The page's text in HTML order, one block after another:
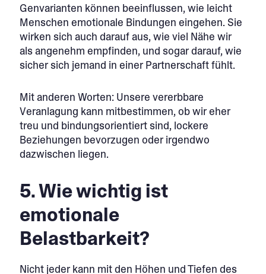
Genvarianten können beeinflussen, wie leicht
Menschen emotionale Bindungen eingehen. Sie
wirken sich auch darauf aus, wie viel Nähe wir
als angenehm empfinden, und sogar darauf, wie
sicher sich jemand in einer Partnerschaft fühlt.
Mit anderen Worten: Unsere vererbbare
Veranlagung kann mitbestimmen, ob wir eher
treu und bindungsorientiert sind, lockere
Beziehungen bevorzugen oder irgendwo
dazwischen liegen.
5. Wie wichtig ist
emotionale
Belastbarkeit?
Nicht jeder kann mit den Höhen und Tiefen des